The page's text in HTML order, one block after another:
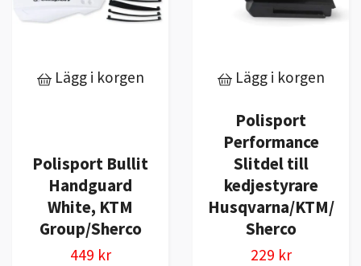
Lägg i korgen
Polisport Bullit
Handguard
White, KTM
Group/Sherco
449 kr
Lägg i korgen
Polisport
Performance
Slitdel till
kedjestyrare
Husqvarna/KTM/
Sherco
229 kr